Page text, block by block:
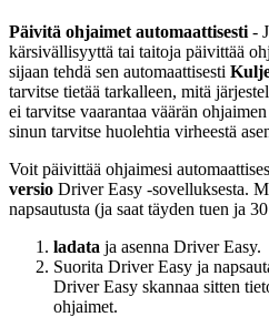
Päivitä ohjaimet automaattisesti -
kärsivällisyyttä tai taitoja päivittää
sijaan tehdä sen automaattisesti
tarvitse tietää tarkalleen, mitä
ei tarvitse vaarantaa väärän
sinun tarvitse huolehtia virheestä
Voit päivittää ohjaimesi
versio Driver Easy -sovelluksesta.
napsautusta (ja saat täyden tuen ja
ladata ja asenna Driver Easy.
Suorita Driver Easy ja
Driver Easy skannaa sitten
ohjaimet.